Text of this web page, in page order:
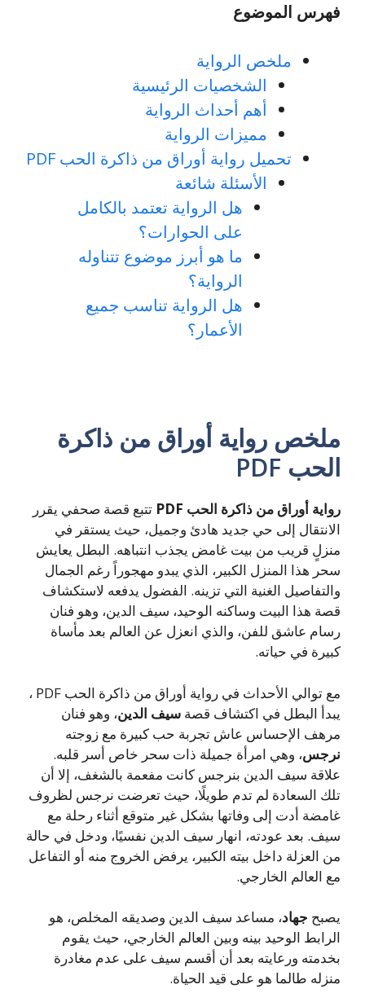
فهرس الموضوع
ملخص الرواية
الشخصيات الرئيسية
أهم أحداث الرواية
مميزات الرواية
تحميل رواية أوراق من ذاكرة الحب PDF
الأسئلة شائعة
هل الرواية تعتمد بالكامل
على الحوارات؟
ما هو أبرز موضوع تتناوله
الرواية؟
هل الرواية تناسب جميع
الأعمار؟
ملخص رواية أوراق من ذاكرة
الحب PDF
رواية أوراق من ذاكرة الحب PDF
تتبع قصة صحفي يقرر
الانتقال إلى حي جديد هادئ وجميل، حيث يستقر في
منزلٍ قريب من بيت غامض يجذب انتباهه. البطل يعايش
سحر هذا المنزل الكبير، الذي يبدو مهجوراً رغم الجمال
والتفاصيل الغنية التي تزينه. الفضول يدفعه لاستكشاف
قصة هذا البيت وساكنه الوحيد، سيف الدين، وهو فنان
رسام عاشق للفن، والذي انعزل عن العالم بعد مأساة
كبيرة في حياته.
مع توالي الأحداث في رواية أوراق من ذاكرة الحب PDF ،
يبدأ البطل في اكتشاف قصة سيف الدين، وهو فنان
مرهف الإحساس عاش تجربة حب كبيرة مع زوجته
نرجس، وهي امرأة جميلة ذات سحر خاص أسر قلبه.
علاقة سيف الدين بنرجس كانت مفعمة بالشغف، إلا أن
تلك السعادة لم تدم طويلًا، حيث تعرضت نرجس لظروف
غامضة أدت إلى وفاتها بشكل غير متوقع أثناء رحلة مع
سيف. بعد عودته، انهار سيف الدين نفسيًا، ودخل في حالة
من العزلة داخل بيته الكبير، يرفض الخروج منه أو التفاعل
مع العالم الخارجي.
يصبح جهاد، مساعد سيف الدين وصديقه المخلص، هو
الرابط الوحيد بينه وبين العالم الخارجي، حيث يقوم
بخدمته ورعايته بعد أن أقسم سيف على عدم مغادرة
منزله طالما هو على قيد الحياة.